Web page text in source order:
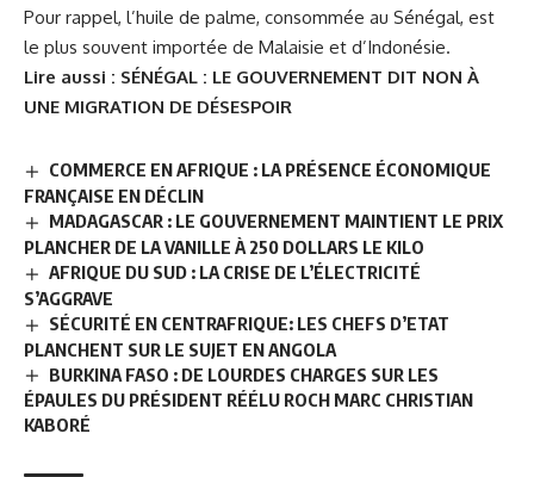
Pour rappel, l’huile de palme, consommée au Sénégal, est
le plus souvent importée de Malaisie et d’Indonésie.
Lire aussi : SÉNÉGAL : LE GOUVERNEMENT DIT NON À
UNE MIGRATION DE DÉSESPOIR
COMMERCE EN AFRIQUE : LA PRÉSENCE ÉCONOMIQUE
FRANÇAISE EN DÉCLIN
MADAGASCAR : LE GOUVERNEMENT MAINTIENT LE PRIX
PLANCHER DE LA VANILLE À 250 DOLLARS LE KILO
AFRIQUE DU SUD : LA CRISE DE L’ÉLECTRICITÉ
S’AGGRAVE
SÉCURITÉ EN CENTRAFRIQUE: LES CHEFS D’ETAT
PLANCHENT SUR LE SUJET EN ANGOLA
BURKINA FASO : DE LOURDES CHARGES SUR LES
ÉPAULES DU PRÉSIDENT RÉÉLU ROCH MARC CHRISTIAN
KABORÉ